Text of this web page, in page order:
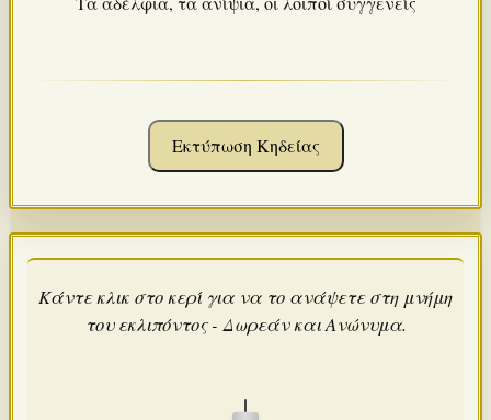
Εκτύπωση Κηδείας
Κάντε κλικ στο κερί για να το ανάψετε στη μνήμη
του εκλιπόντος - Δωρεάν και Ανώνυμα.